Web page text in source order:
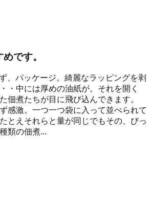
です。
、パッケージ。綺麗なラッピングを剥
・中には厚めの油紙が。それを開く
佃煮たちが目に飛び込んできます。
感激。一つ一つ袋に入って並べられて
とえそれらと量が同じでもその、びっ
類の佃煮...